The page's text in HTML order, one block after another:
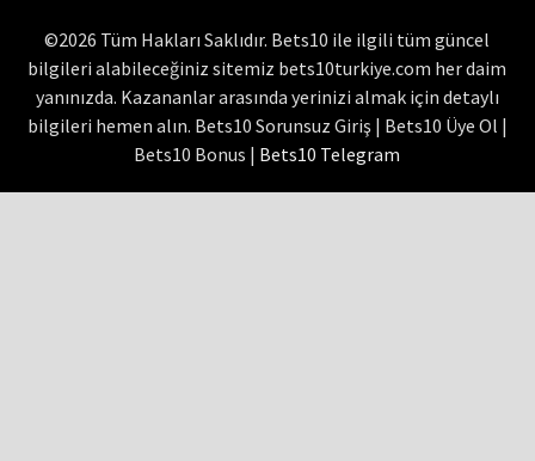
©2026 Tüm Hakları Saklıdır. Bets10 ile ilgili tüm güncel
bilgileri alabileceğiniz sitemiz bets10turkiye.com her daim
yanınızda. Kazananlar arasında yerinizi almak için detaylı
bilgileri hemen alın. Bets10 Sorunsuz Giriş | Bets10 Üye Ol |
Bets10 Bonus | Bets10 Telegram